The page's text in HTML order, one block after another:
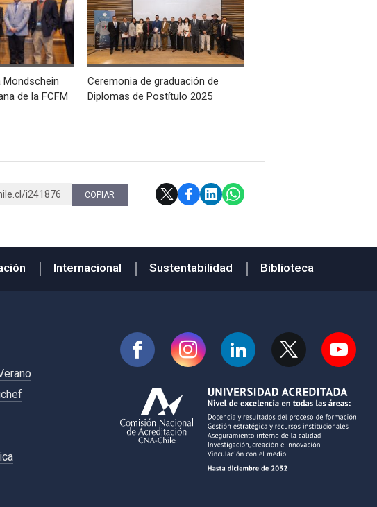
de la FCFM
Ceremonia de graduación de
Diplomas de Postítulo 2025
i241876 COPIAR
Internacional Sustentabilidad Biblioteca